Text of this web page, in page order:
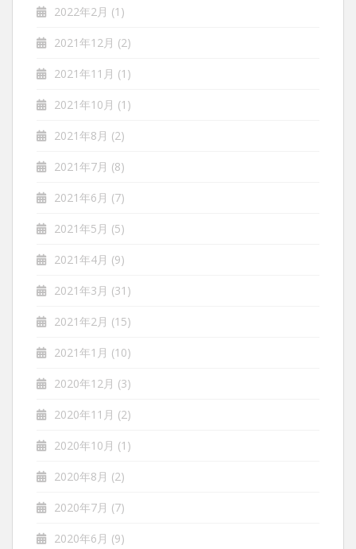
2022年2月 (1)
2021年12月 (2)
2021年11月 (1)
2021年10月 (1)
2021年8月 (2)
2021年7月 (8)
2021年6月 (7)
2021年5月 (5)
2021年4月 (9)
2021年3月 (31)
2021年2月 (15)
2021年1月 (10)
2020年12月 (3)
2020年11月 (2)
2020年10月 (1)
2020年8月 (2)
2020年7月 (7)
2020年6月 (9)